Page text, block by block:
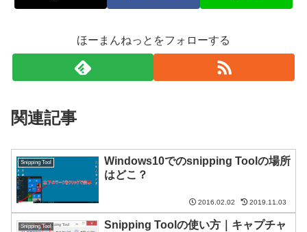
ほーまんねっとをフォローする
関連記事
Snipping Tool
Windows10でのsnipping Toolの場所
はどこ？
2016.02.02 2019.11.03
Snipping Tool
Snipping Toolの使い方｜キャプチャ